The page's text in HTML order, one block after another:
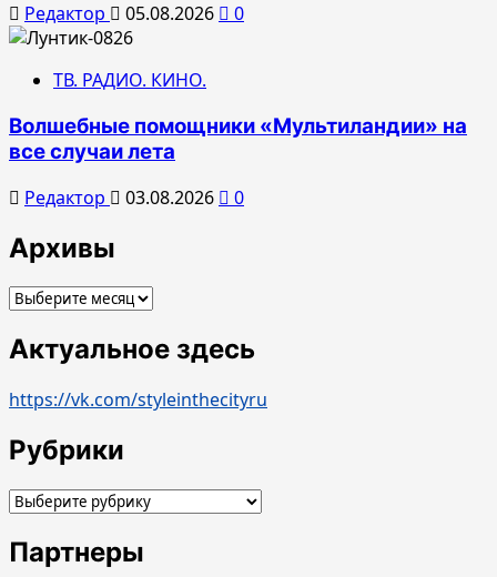
Редактор 05.08.2026 0
ТВ. РАДИО. КИНО.
Волшебные помощники «Мультиландии» на
все случаи лета
Редактор 03.08.2026 0
Архивы
Архивы
Актуальное здесь
https://vk.com/styleinthecityru
Рубрики
Рубрики
Партнеры